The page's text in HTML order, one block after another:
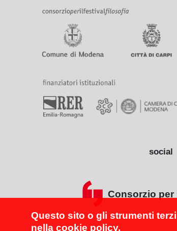
social
Consorzio per
Questo sito o gli strumenti
nella cookie policy.